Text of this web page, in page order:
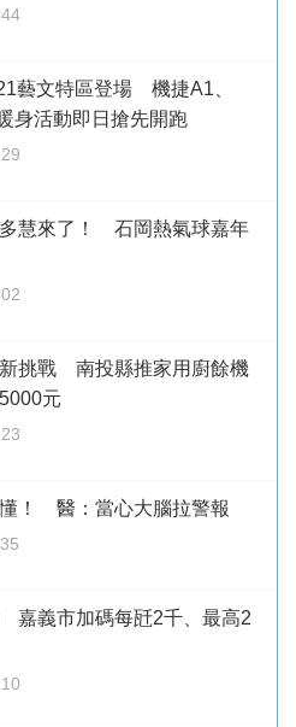
藝文特區登場 機捷A1、
身活動即日搶先開跑
慧來了！ 石岡熱氣球嘉年
挑戰 南投縣推家用廚餘機
5000元
！ 醫：當心大腦拉警報
嘉義市加碼每瓩2千、最高2